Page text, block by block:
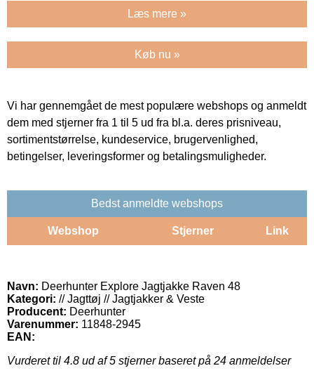
Læs mere »
Køb nu »
Vi har gennemgået de mest populære webshops og anmeldt
dem med stjerner fra 1 til 5 ud fra bl.a. deres prisniveau,
sortimentstørrelse, kundeservice, brugervenlighed,
betingelser, leveringsformer og betalingsmuligheder.
Bedst anmeldte webshops
Webshop Stjerner Link
Navn: Deerhunter Explore Jagtjakke Raven 48
Kategori: // Jagttøj // Jagtjakker & Veste
Producent: Deerhunter
Varenummer: 11848-2945
EAN:
Vurderet til 4.8 ud af 5 stjerner baseret på 24 anmeldelser